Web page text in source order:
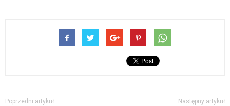
Poprzedni artykuł Następny artykuł